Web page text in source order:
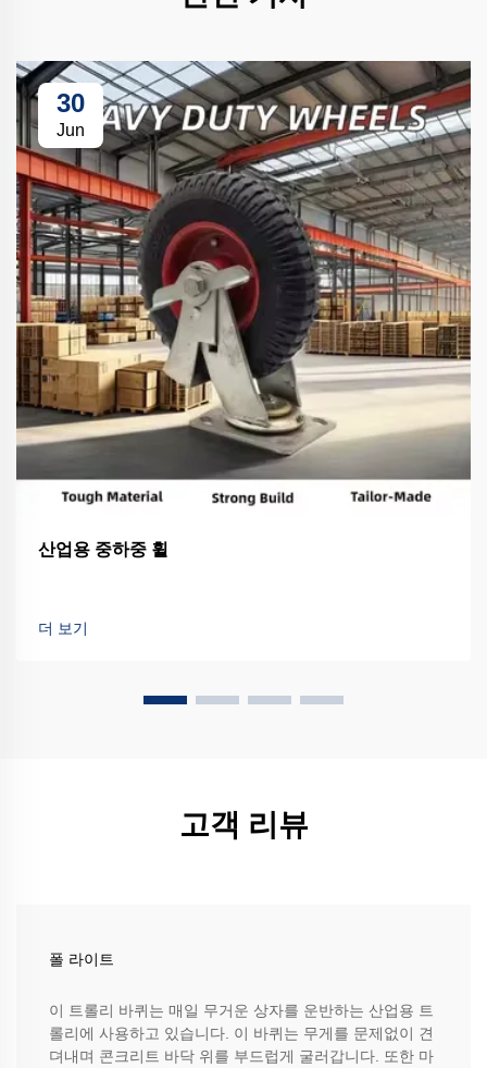
30
Jun
산업용 중하중 휠
더 보기
고객 리뷰
폴 라이트
이 트롤리 바퀴는 매일 무거운 상자를 운반하는 산업용 트
롤리에 사용하고 있습니다. 이 바퀴는 무게를 문제없이 견
뎌내며 콘크리트 바닥 위를 부드럽게 굴러갑니다. 또한 마